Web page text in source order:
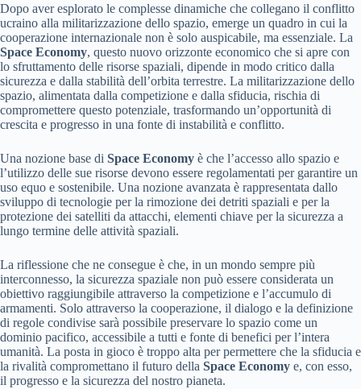
Dopo aver esplorato le complesse dinamiche che collegano il conflitto
ucraino alla militarizzazione dello spazio, emerge un quadro in cui la
cooperazione internazionale non è solo auspicabile, ma essenziale. La
Space Economy, questo nuovo orizzonte economico che si apre con
lo sfruttamento delle risorse spaziali, dipende in modo critico dalla
sicurezza e dalla stabilità dell’orbita terrestre. La militarizzazione dello
spazio, alimentata dalla competizione e dalla sfiducia, rischia di
compromettere questo potenziale, trasformando un’opportunità di
crescita e progresso in una fonte di instabilità e conflitto.
Una nozione base di Space Economy è che l’accesso allo spazio e
l’utilizzo delle sue risorse devono essere regolamentati per garantire un
uso equo e sostenibile. Una nozione avanzata è rappresentata dallo
sviluppo di tecnologie per la rimozione dei detriti spaziali e per la
protezione dei satelliti da attacchi, elementi chiave per la sicurezza a
lungo termine delle attività spaziali.
La riflessione che ne consegue è che, in un mondo sempre più
interconnesso, la sicurezza spaziale non può essere considerata un
obiettivo raggiungibile attraverso la competizione e l’accumulo di
armamenti. Solo attraverso la cooperazione, il dialogo e la definizione
di regole condivise sarà possibile preservare lo spazio come un
dominio pacifico, accessibile a tutti e fonte di benefici per l’intera
umanità. La posta in gioco è troppo alta per permettere che la sfiducia e
la rivalità compromettano il futuro della Space Economy e, con esso,
il progresso e la sicurezza del nostro pianeta.